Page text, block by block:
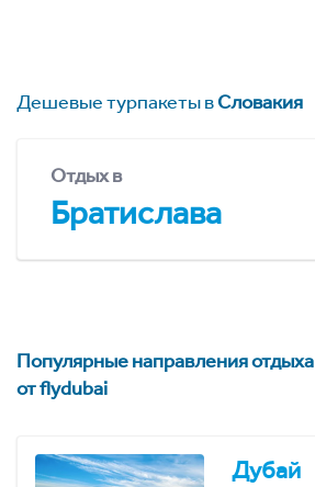
Дешевые турпакеты вСловакия
Отдых в
Братислава
Популярные направления отдыха
от flydubai
Дубай